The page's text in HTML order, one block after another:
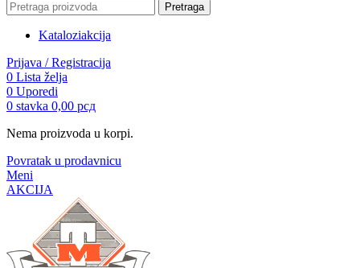
Pretraga
Kataloziakcija
Prijava / Registracija
0 Lista želja
0 Uporedi
0 stavka 0,00 рсд
Nema proizvoda u korpi.
Povratak u prodavnicu
Meni
AKCIJA